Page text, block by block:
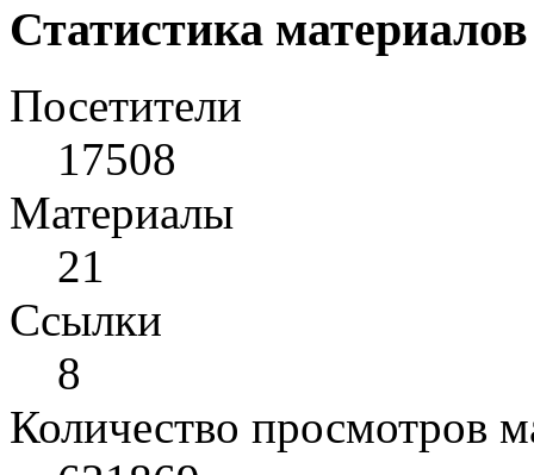
Статистика материалов
Посетители
17508
Материалы
21
Cсылки
8
Количество просмотров